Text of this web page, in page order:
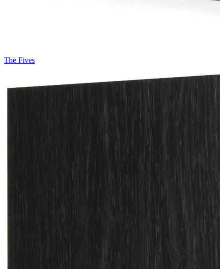
The Fives